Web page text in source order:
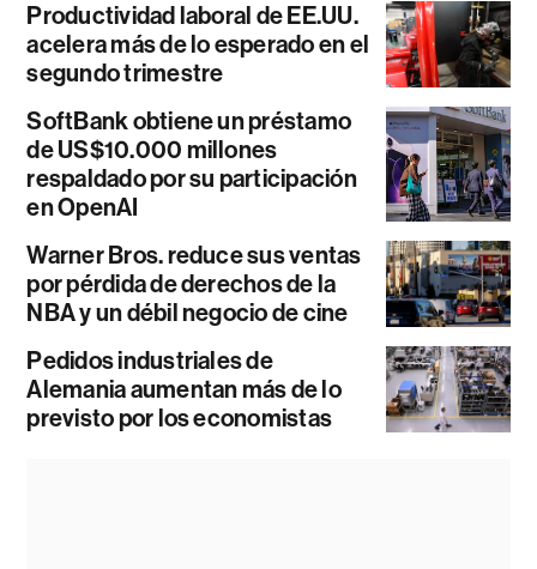
Productividad laboral de EE.UU.
acelera más de lo esperado en el
segundo trimestre
SoftBank obtiene un préstamo
de US$10.000 millones
respaldado por su participación
en OpenAI
Warner Bros. reduce sus ventas
por pérdida de derechos de la
NBA y un débil negocio de cine
Pedidos industriales de
Alemania aumentan más de lo
previsto por los economistas